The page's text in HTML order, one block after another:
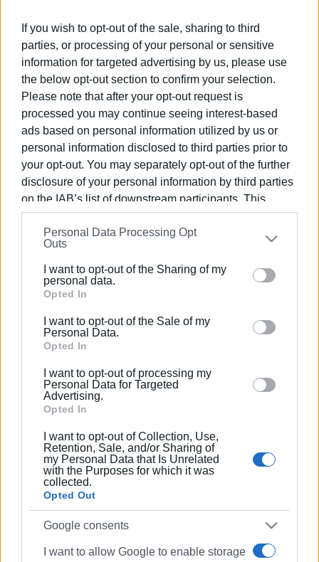
If you wish to opt-out of the sale, sharing to third
parties, or processing of your personal or sensitive
information for targeted advertising by us, please use
the below opt-out section to confirm your selection.
Please note that after your opt-out request is
processed you may continue seeing interest-based
ads based on personal information utilized by us or
personal information disclosed to third parties prior to
your opt-out. You may separately opt-out of the further
disclosure of your personal information by third parties
on the IAB’s list of downstream participants. This
information may also be disclosed by us to third parties
on theIAB’s List of Downstream Participants
that may
further disclose it to other third parties.
Please note that this website/app uses one or more
Google services and may gather and store information
behaviour. You may click to grant or deny consent to
Google and its third-party tags to use your data for
section.
Personal Data Processing Opt
Outs
I want to opt-out of the Sharing of my
personal data.
Opted In
I want to opt-out of the Sale of my
Personal Data.
Opted In
I want to opt-out of processing my
Personal Data for Targeted
Advertising.
Opted In
I want to opt-out of Collection, Use,
Retention, Sale, and/or Sharing of
my Personal Data that Is Unrelated
with the Purposes for which it was
collected.
Opted Out
Google consents
I want to allow Google to enable storage
Ακολουθήστε το enimerosi στοFacebook
Συνδρομητές στο e-paper